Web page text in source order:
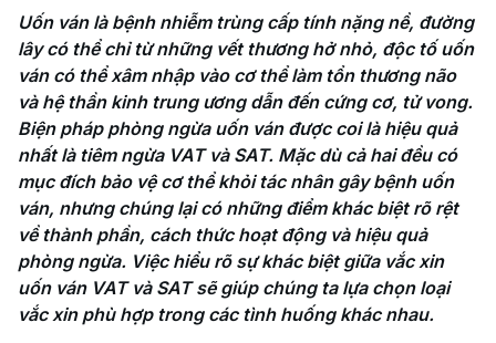
Uốn ván là bệnh nhiễm trùng cấp tính nặng nề, đường
lây có thể chỉ từ những vết thương hở nhỏ, độc tố uốn
ván có thể xâm nhập vào cơ thể làm tổn thương não
và hệ thần kinh trung ương dẫn đến cứng cơ, tử vong.
Biện pháp phòng ngừa uốn ván được coi là hiệu quả
nhất là tiêm ngừa VAT và SAT. Mặc dù cả hai đều có
mục đích bảo vệ cơ thể khỏi tác nhân gây bệnh uốn
ván, nhưng chúng lại có những điểm khác biệt rõ rệt
về thành phần, cách thức hoạt động và hiệu quả
phòng ngừa. Việc hiểu rõ sự khác biệt giữa vắc xin
uốn ván VAT và SAT sẽ giúp chúng ta lựa chọn loại
vắc xin phù hợp trong các tình huống khác nhau.